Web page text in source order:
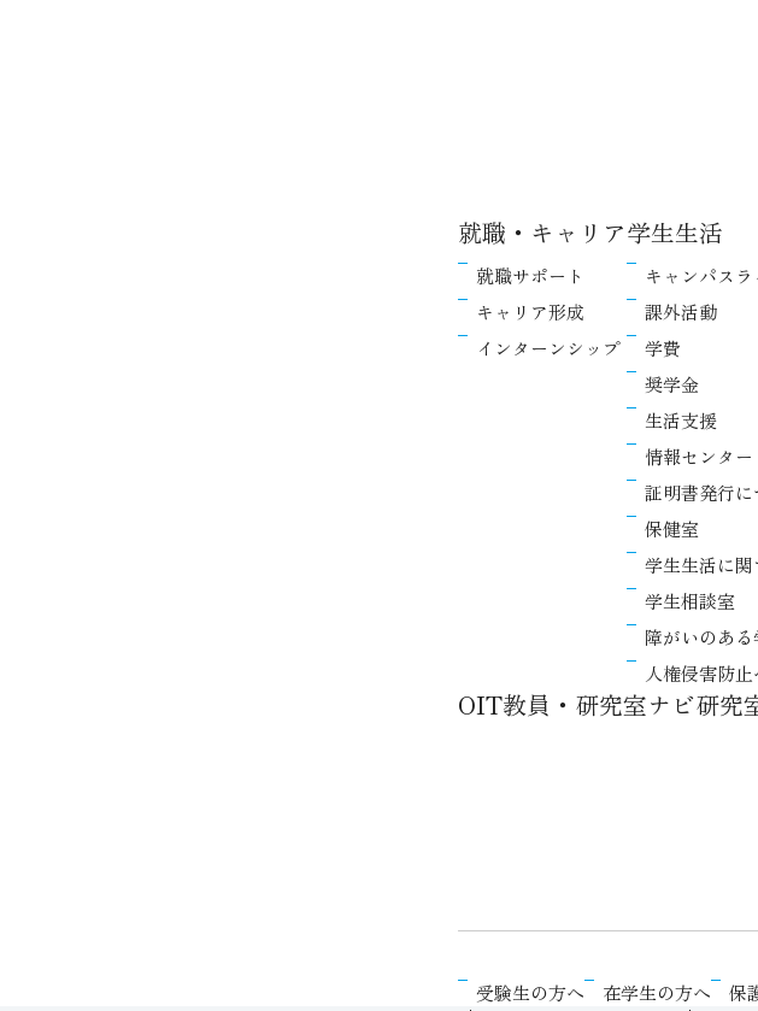
就職・キャリア
就職サポート
キャリア形成
インターンシップ
学生生活
キャンパスラ
課外活動
学費
奨学金
生活支援
情報センター
証明書発行に
保健室
学生生活に
学生相談室
障がいのある
人権侵害防
OIT教員・研究室ナビ研究
受験生の方へ 在学生の方へ 保